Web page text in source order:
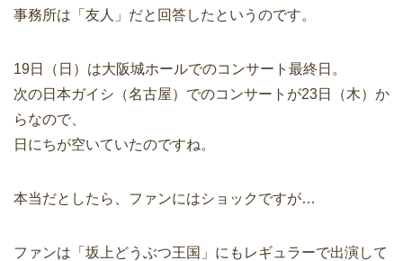
事務所は「友人」だと回答したというのです。
19日（日）は大阪城ホールでのコンサート最終日。
次の日本ガイシ（名古屋）でのコンサートが23日（木）か
らなので、
日にちが空いていたのですね。
本当だとしたら、ファンにはショックですが…
ファンは「坂上どうぶつ王国」にもレギュラーで出演して